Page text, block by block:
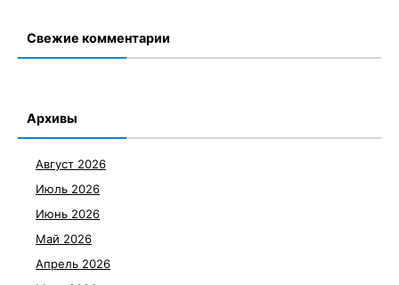
Свежие комментарии
Архивы
Август 2026
Июль 2026
Июнь 2026
Май 2026
Апрель 2026